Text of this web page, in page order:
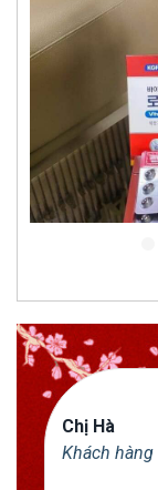
Chị Hà
Khách hàng